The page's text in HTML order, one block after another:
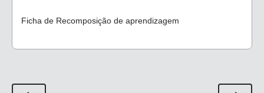
Ficha de Recomposição de aprendizagem